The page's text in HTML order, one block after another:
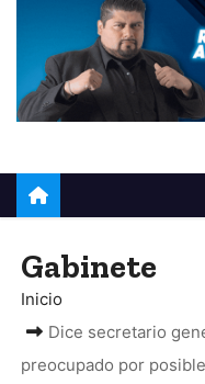
Gabinete
Inicio
Dice secretario
preocupado por